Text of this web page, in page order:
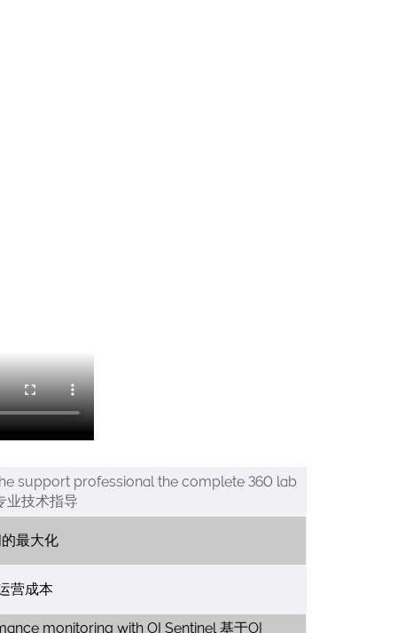
support professional the complete 360 lab
业技术指导
最大化
营成本
monitoring with OI Sentinel 基于OI